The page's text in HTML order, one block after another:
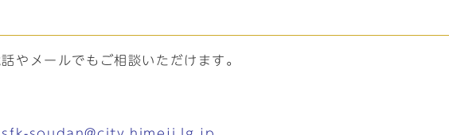
やメールでもご相談いただけます。